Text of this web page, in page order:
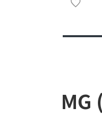
MG